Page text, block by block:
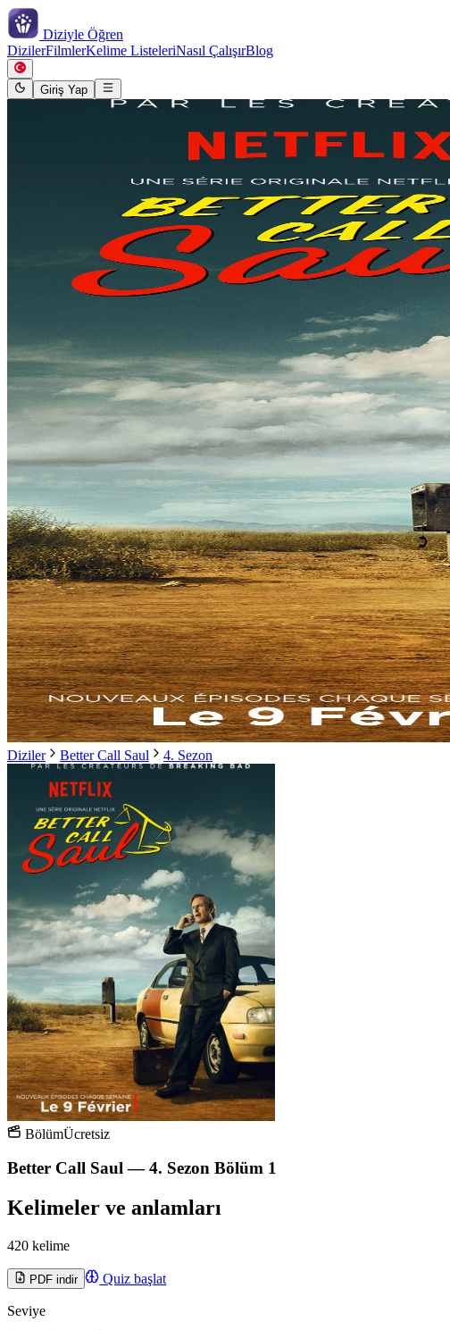
Diziyle Öğren
DizilerFilmlerKelime ListeleriNasıl ÇalışırBlog
Giriş Yap
Diziler Better Call Saul 4. Sezon
BölümÜcretsiz
Better Call Saul — 4. Sezon Bölüm 1
Kelimeler ve anlamları
420 kelime
PDF indir Quiz başlat
Seviye